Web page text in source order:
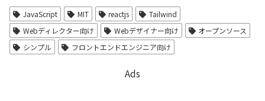
JavaScript MIT reactjs
Tailwind
Webディレクター向け
Webデザイナー向け
オープンソース
シンプル
フロントエンドエンジニア向け
Ads